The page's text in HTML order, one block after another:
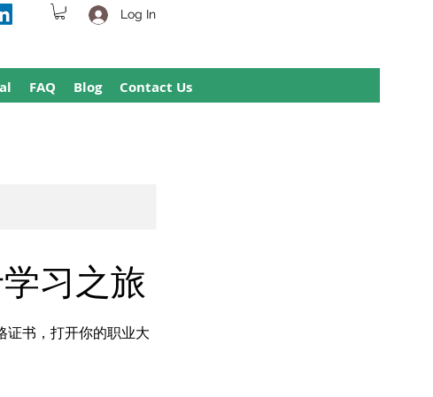
Log In
FAQ Blog Contact Us
习之旅
证书，打开你的职业大